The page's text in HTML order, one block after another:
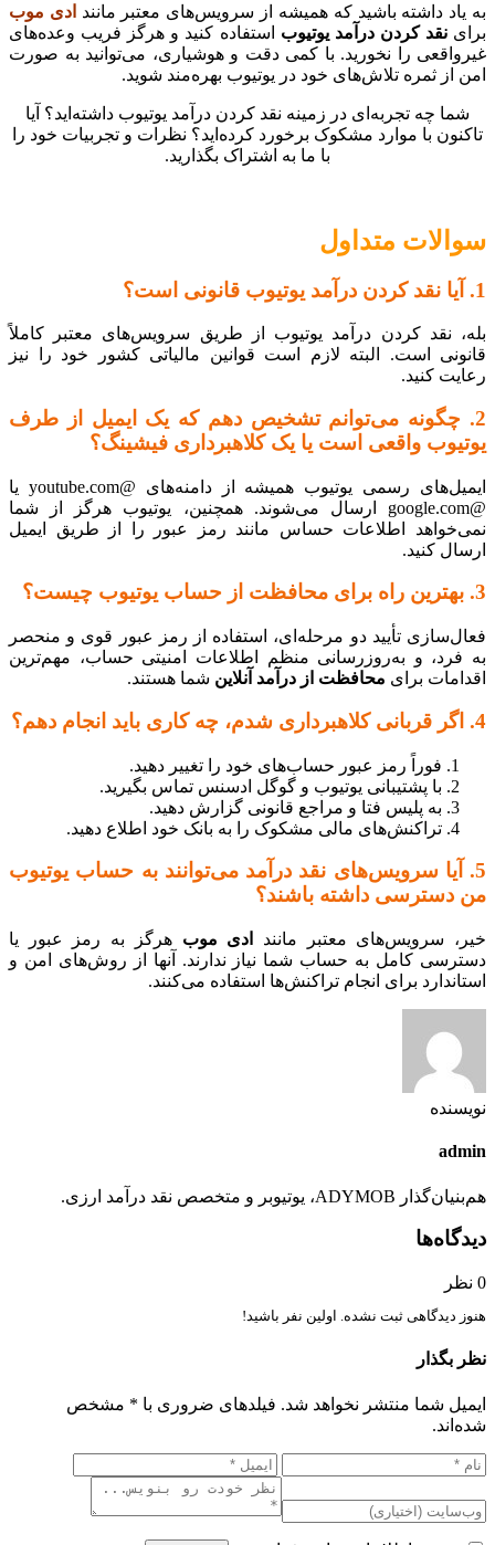
به یاد داشته باشید که همیشه از سرویس‌های معتبر مانند ادی موب
برای نقد کردن درآمد یوتیوب
استفاده کنید و هرگز فریب وعده‌های
غیرواقعی را نخورید. با کمی دقت و هوشیاری، می‌توانید به صورت
امن از ثمره تلاش‌های خود در یوتیوب بهره‌مند شوید.
شما چه تجربه‌ای در زمینه نقد کردن درآمد یوتیوب داشته‌اید؟ آیا
تاکنون با موارد مشکوک برخورد کرده‌اید؟ نظرات و تجربیات خود را
با ما به اشتراک بگذارید.
سوالات متداول
1. آیا نقد کردن درآمد یوتیوب قانونی است؟
بله، نقد کردن درآمد یوتیوب از طریق سرویس‌های معتبر کاملاً
قانونی است. البته لازم است قوانین مالیاتی کشور خود را نیز
رعایت کنید.
2. چگونه می‌توانم تشخیص دهم که یک ایمیل از طرف
یوتیوب واقعی است یا یک کلاهبرداری فیشینگ؟
ایمیل‌های رسمی یوتیوب همیشه از دامنه‌های @youtube.com یا
@google.com ارسال می‌شوند. همچنین، یوتیوب هرگز از شما
نمی‌خواهد اطلاعات حساس مانند رمز عبور را از طریق ایمیل
ارسال کنید.
3. بهترین راه برای محافظت از حساب یوتیوب چیست؟
فعال‌سازی تأیید دو مرحله‌ای، استفاده از رمز عبور قوی و منحصر
به فرد، و به‌روزرسانی منظم اطلاعات امنیتی حساب، مهم‌ترین
اقدامات برای محافظت از درآمد آنلاین شما هستند.
4. اگر قربانی کلاهبرداری شدم، چه کاری باید انجام دهم؟
فوراً رمز عبور حساب‌های خود را تغییر دهید.
با پشتیبانی یوتیوب و گوگل ادسنس تماس بگیرید.
به پلیس فتا و مراجع قانونی گزارش دهید.
تراکنش‌های مالی مشکوک را به بانک خود اطلاع دهید.
5. آیا سرویس‌های نقد درآمد می‌توانند به حساب یوتیوب
من دسترسی داشته باشند؟
خیر، سرویس‌های معتبر مانند ادی موب هرگز به رمز عبور یا
دسترسی کامل به حساب شما نیاز ندارند. آنها از روش‌های امن و
استاندارد برای انجام تراکنش‌ها استفاده می‌کنند.
نویسنده
admin
هم‌بنیان‌گذار ADYMOB، یوتیوبر و متخصص نقد درآمد ارزی.
دیدگاه‌ها
0 نظر
هنوز دیدگاهی ثبت نشده. اولین نفر باشید!
نظر بگذار
ایمیل شما منتشر نخواهد شد. فیلدهای ضروری با * مشخص
شده‌اند.